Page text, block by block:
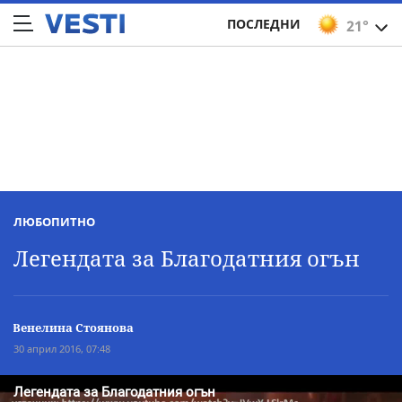
21°
ПОСЛЕДНИ
ЛЮБОПИТНО
Легендата за Благодатния огън
Венелина Стоянова
30 април 2016, 07:48